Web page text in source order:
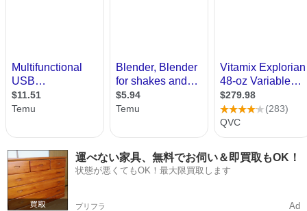
運べない家具、無料でお伺い＆即買取もOK！
状態が悪くてもOK！最大限買取します
プリフラ Ad